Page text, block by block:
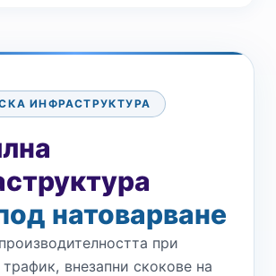
ИНФРАСТРУКТУРА
натоварване
при
трафик, внезапни скокове на